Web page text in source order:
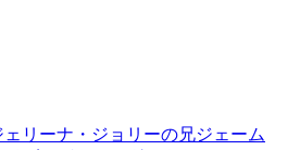
ェリーナ・ジョリーの兄ジェーム